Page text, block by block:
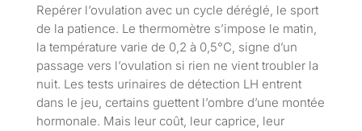
Repérer l’ovulation avec un cycle déréglé, le sport
de la patience. Le thermomètre s’impose le matin,
la température varie de 0,2 à 0,5°C, signe d’un
passage vers l’ovulation si rien ne vient troubler la
nuit. Les tests urinaires de détection LH entrent
dans le jeu, certains guettent l’ombre d’une montée
hormonale. Mais leur coût, leur caprice, leur